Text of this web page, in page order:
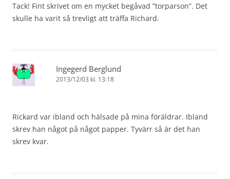
Tack! Fint skrivet om en mycket begåvad ”torparson”. Det
skulle ha varit så trevligt att träffa Richard.
Ingegerd Berglund
2013/12/03 kl. 13:18
Rickard var ibland och hälsade på mina föräldrar. Ibland
skrev han något på något papper. Tyvärr så är det han
skrev kvar.